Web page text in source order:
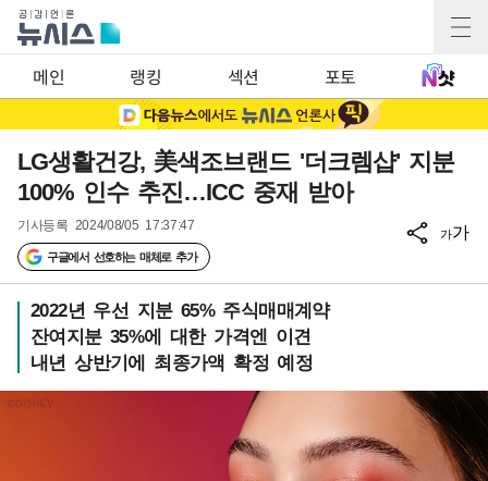
메인 랭킹 섹션 포토
LG생활건강, 美색조브랜드 '더크렘샵' 지분
100% 인수 추진…ICC 중재 받아
기사등록 2024/08/05 17:37:47
구글에서 선호하는 매체로 추가
가가
2022년 우선 지분 65% 주식매매계약
잔여지분 35%에 대한 가격엔 이견
내년 상반기에 최종가액 확정 예정